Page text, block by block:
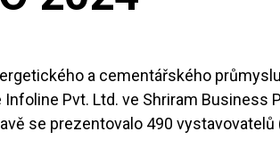
a cementářského průmyslu
Pvt. Ltd. ve Shriram Business
se prezentovalo 490 vystavovatelů